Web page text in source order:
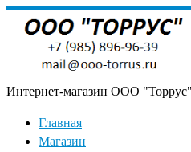
Skip
Интернет-магазин OOO "Торрус"
Главная
Магазин